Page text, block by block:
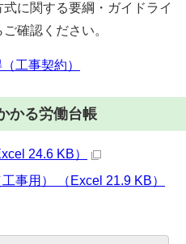
式に関する要綱・ガイドライ
確認ください。
工事契約）
かる労働台帳
24.6 KB）
事用） （Excel 21.9 KB）